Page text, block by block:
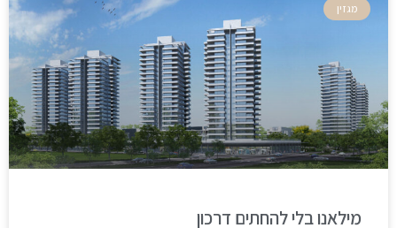
מגזין
מילאנו בלי להחתים דרכון